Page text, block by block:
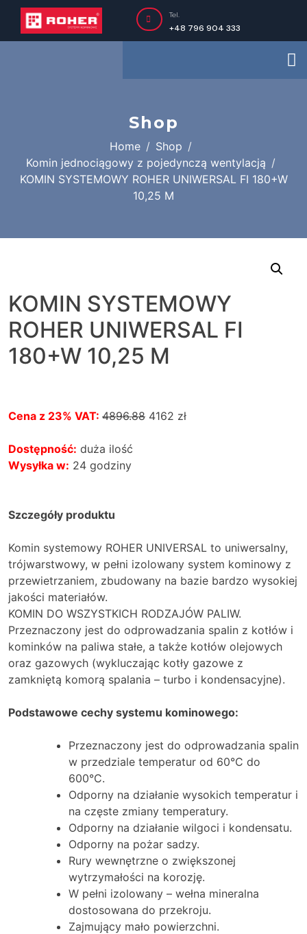
+48 796 904 333
Tel.
Shop
Home
Shop
Komin jednociągowy z pojedynczą wentylacją
KOMIN SYSTEMOWY ROHER UNIWERSAL FI 180+W
10,25 M
KOMIN SYSTEMOWY
ROHER UNIWERSAL FI
180+W 10,25 M
Cena z 23% VAT: 4896.88 4162 zł
Dostępność: duża ilość
Wysyłka w: 24 godziny
Szczegóły produktu
Komin systemowy ROHER UNIVERSAL to uniwersalny,
trójwarstwowy, w pełni izolowany system kominowy z
przewietrzaniem, zbudowany na bazie bardzo wysokiej
jakości materiałów.
KOMIN DO WSZYSTKICH RODZAJÓW PALIW.
Przeznaczony jest do odprowadzania spalin z kotłów i
kominków na paliwa stałe, a także kotłów olejowych
oraz gazowych (wykluczając kotły gazowe z
zamkniętą komorą spalania – turbo i kondensacyjne).
Podstawowe cechy systemu kominowego:
Przeznaczony jest do odprowadzania spalin
w przedziale temperatur od 60°C do
600°C.
Odporny na działanie wysokich temperatur i
na częste zmiany temperatury.
Odporny na działanie wilgoci i kondensatu.
Odporny na pożar sadzy.
Rury wewnętrzne o zwiększonej
wytrzymałości na korozję.
W pełni izolowany – wełna mineralna
dostosowana do przekroju.
Zajmujący mało powierzchni.